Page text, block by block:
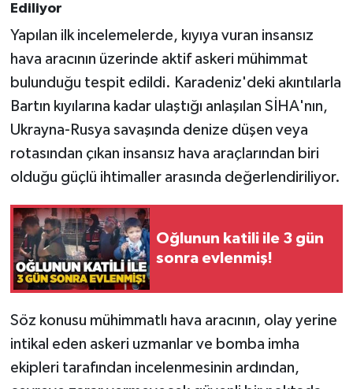
Ediliyor
Yapılan ilk incelemelerde, kıyıya vuran insansız
hava aracının üzerinde aktif askeri mühimmat
bulunduğu tespit edildi. Karadeniz'deki akıntılarla
Bartın kıyılarına kadar ulaştığı anlaşılan SİHA'nın,
Ukrayna-Rusya savaşında denize düşen veya
rotasından çıkan insansız hava araçlarından biri
olduğu güçlü ihtimaller arasında değerlendiriliyor.
Oğlunun katili ile 3 gün
sonra evlenmiş!
Söz konusu mühimmatlı hava aracının, olay yerine
intikal eden askeri uzmanlar ve bomba imha
ekipleri tarafından incelenmesinin ardından,